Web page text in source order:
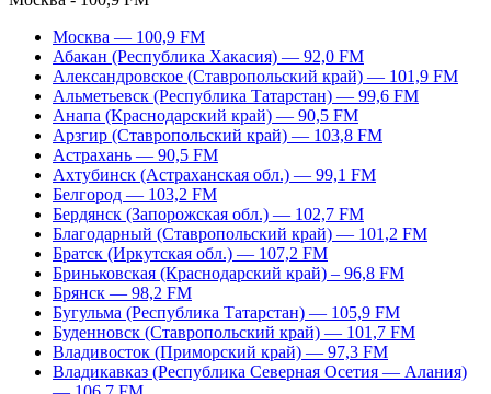
Москва — 100,9 FM
Абакан (Республика Хакасия) — 92,0 FM
Александровское (Ставропольский край) — 101,9 FM
Альметьевск (Республика Татарстан) — 99,6 FM
Анапа (Краснодарский край) — 90,5 FM
Арзгир (Ставропольский край) — 103,8 FM
Астрахань — 90,5 FM
Ахтубинск (Астраханская обл.) — 99,1 FM
Белгород — 103,2 FM
Бердянск (Запорожская обл.) — 102,7 FM
Благодарный (Ставропольский край) — 101,2 FM
Братск (Иркутская обл.) — 107,2 FM
Бриньковская (Краснодарский край) – 96,8 FM
Брянск — 98,2 FM
Бугульма (Республика Татарстан) — 105,9 FM
Буденновск (Ставропольский край) — 101,7 FM
Владивосток (Приморский край) — 97,3 FM
Владикавказ (Республика Северная Осетия — Алания)